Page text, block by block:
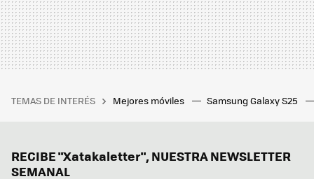
TEMAS DE INTERÉS Mejores móviles Samsung Galaxy S25
RECIBE "Xatakaletter", NUESTRA NEWSLETTER
SEMANAL